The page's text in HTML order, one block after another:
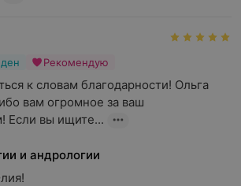
Рекомендую
к словам благодарности! Ольга
вам огромное за ваш
Если вы ищите...
и андрологии